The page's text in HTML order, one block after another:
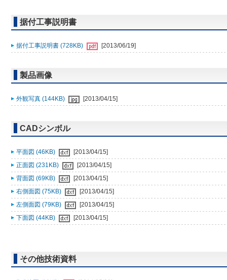
据付工事説明書
据付工事説明書 (728KB) [2013/06/19]
製品画像
外観写真 (144KB) [2013/04/15]
CADシンボル
平面図 (46KB)
[2013/04/15]
正面図 (231KB)
[2013/04/15]
背面図 (69KB)
[2013/04/15]
右側面図 (75KB)
[2013/04/15]
左側面図 (79KB)
[2013/04/15]
下面図 (44KB)
[2013/04/15]
その他技術資料